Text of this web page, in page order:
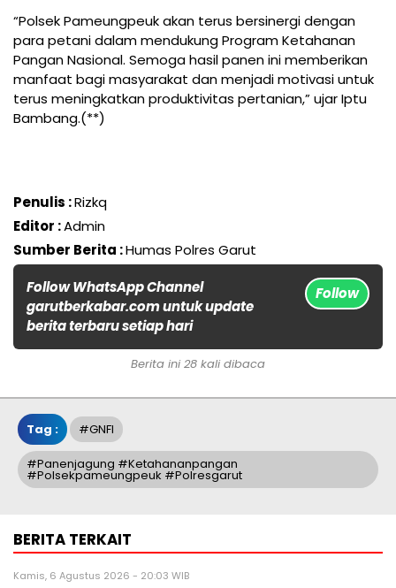
“Polsek Pameungpeuk akan terus bersinergi dengan
para petani dalam mendukung Program Ketahanan
Pangan Nasional. Semoga hasil panen ini memberikan
manfaat bagi masyarakat dan menjadi motivasi untuk
terus meningkatkan produktivitas pertanian,” ujar Iptu
Bambang.(**)
Penulis :Rizkq
Editor :Admin
Sumber Berita :Humas Polres Garut
Follow WhatsApp Channel
garutberkabar.com untuk update
berita terbaru setiap hari
Follow
Berita ini 28 kali dibaca
Tag : #GNFI
#Panenjagung #ketahananpangan
#polsekpameungpeuk #polresgarut
BERITA TERKAIT
Kamis, 6 Agustus 2026 - 20:03 WIB